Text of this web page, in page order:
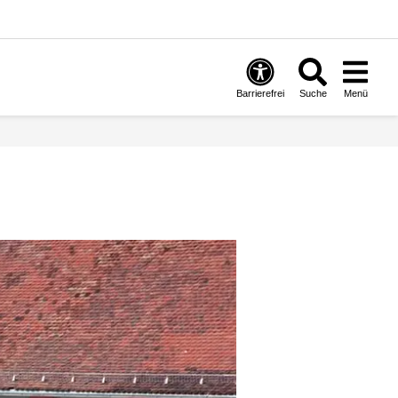
Barrierefrei Suche Menü